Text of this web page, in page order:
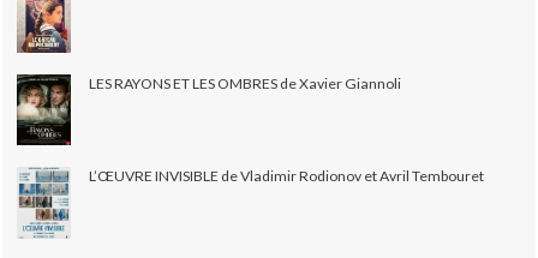
LES RAYONS ET LES OMBRES de Xavier Giannoli
L’ŒUVRE INVISIBLE de Vladimir Rodionov et Avril Tembouret